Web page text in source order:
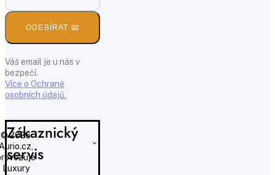
Zákaznický
servis
ODEBÍRAT 📧
Váš email je u nás v
bezpečí.
Více o Ochraně
osobních údajů.
© 2026
Luxury